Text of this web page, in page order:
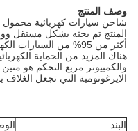
وصف المنتج
شاحن سيارات كهربائية
المنتج تم بحثه بشكل مستقل
أكثر من 95% من السيارات
هناك المزيد من الحماية
والكمبيوتر.مربع التحكم هو
الايرغونومية التي تجعل الغلاف
البند
الوضع 2 شاحن الكهرباء